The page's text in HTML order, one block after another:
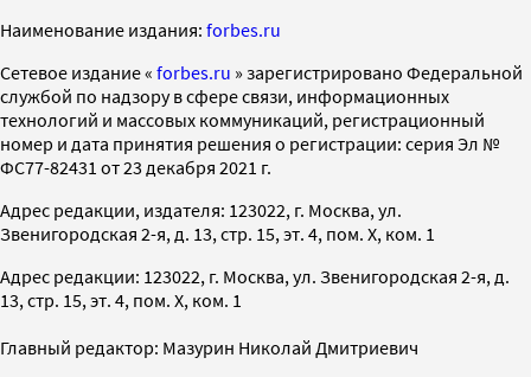
Наименование издания: forbes.ru
Cетевое издание « forbes.ru » зарегистрировано Федеральной
службой по надзору в сфере связи, информационных
технологий и массовых коммуникаций, регистрационный
номер и дата принятия решения о регистрации: серия Эл №
ФС77-82431 от 23 декабря 2021 г.
Адрес редакции, издателя: 123022, г. Москва, ул.
Звенигородская 2-я, д. 13, стр. 15, эт. 4, пом. X, ком. 1
Адрес редакции: 123022, г. Москва, ул. Звенигородская 2-я, д.
13, стр. 15, эт. 4, пом. X, ком. 1
Главный редактор: Мазурин Николай Дмитриевич